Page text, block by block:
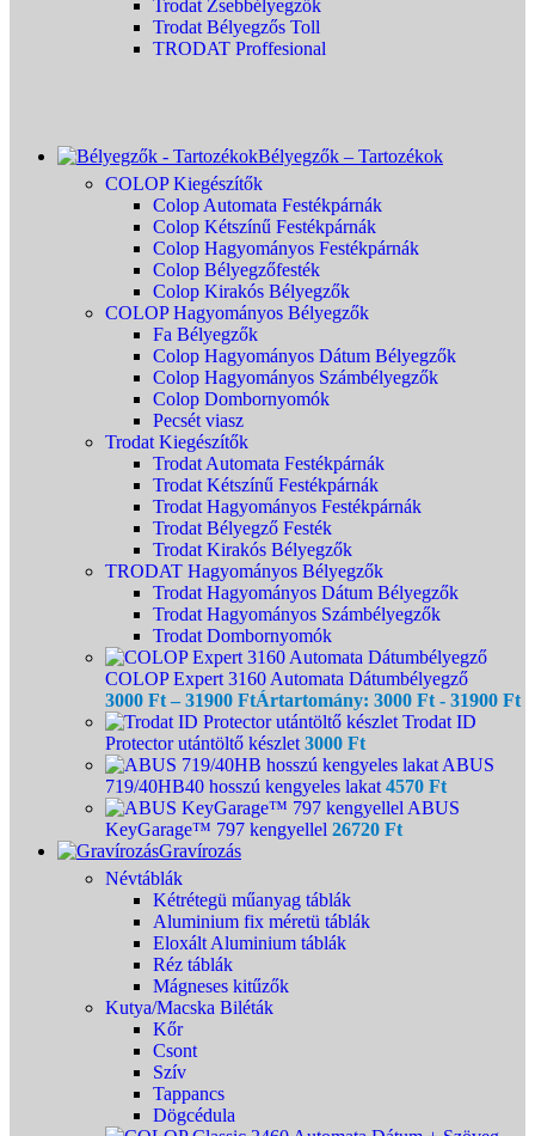
Trodat Zsebbélyegzők
Trodat Bélyegzős Toll
TRODAT Proffesional
Bélyegzők – Tartozékok
COLOP Kiegészítők
Colop Automata Festékpárnák
Colop Kétszínű Festékpárnák
Colop Hagyományos Festékpárnák
Colop Bélyegzőfesték
Colop Kirakós Bélyegzők
COLOP Hagyományos Bélyegzők
Fa Bélyegzők
Colop Hagyományos Dátum Bélyegzők
Colop Hagyományos Számbélyegzők
Colop Dombornyomók
Pecsét viasz
Trodat Kiegészítők
Trodat Automata Festékpárnák
Trodat Kétszínű Festékpárnák
Trodat Hagyományos Festékpárnák
Trodat Bélyegző Festék
Trodat Kirakós Bélyegzők
TRODAT Hagyományos Bélyegzők
Trodat Hagyományos Dátum Bélyegzők
Trodat Hagyományos Számbélyegzők
Trodat Dombornyomók
COLOP Expert 3160 Automata Dátumbélyegző
3000 Ft – 31900 FtÁrtartomány: 3000 Ft - 31900 Ft
Trodat ID
Protector utántöltő készlet 3000 Ft
ABUS
719/40HB40 hosszú kengyeles lakat 4570 Ft
ABUS
KeyGarage™ 797 kengyellel 26720 Ft
Gravírozás
Névtáblák
Kétrétegü műanyag táblák
Aluminium fix méretü táblák
Eloxált Aluminium táblák
Réz táblák
Mágneses kitűzők
Kutya/Macska Biléták
Kőr
Csont
Szív
Tappancs
Dögcédula